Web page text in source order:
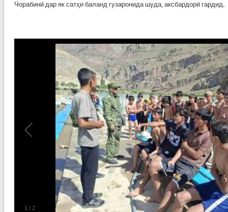
Чорабинӣ дар як сатҳи баланд гузаронида шуда, аксбардорӣ гардид.
1 / 2